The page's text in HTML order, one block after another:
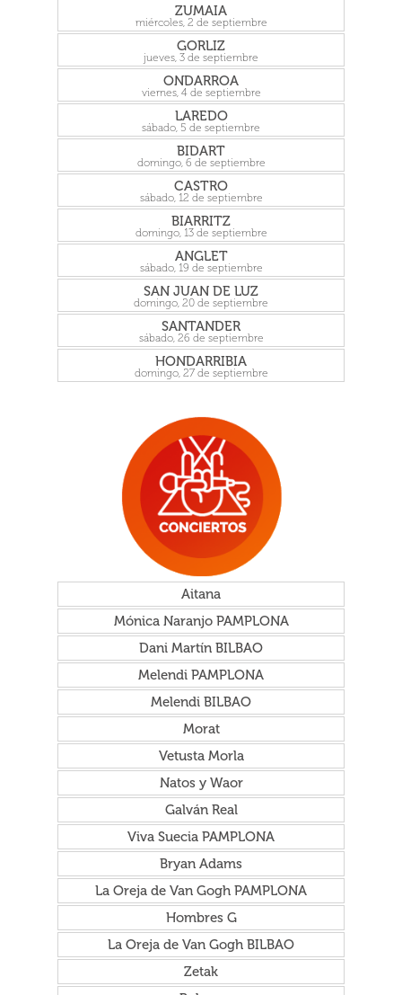
ZUMAIA
miércoles, 2 de septiembre
GORLIZ
jueves, 3 de septiembre
ONDARROA
viernes, 4 de septiembre
LAREDO
sábado, 5 de septiembre
BIDART
domingo, 6 de septiembre
CASTRO
sábado, 12 de septiembre
BIARRITZ
domingo, 13 de septiembre
ANGLET
sábado, 19 de septiembre
SAN JUAN DE LUZ
domingo, 20 de septiembre
SANTANDER
sábado, 26 de septiembre
HONDARRIBIA
domingo, 27 de septiembre
Aitana
Mónica Naranjo PAMPLONA
Dani Martín BILBAO
Melendi PAMPLONA
Melendi BILBAO
Morat
Vetusta Morla
Natos y Waor
Galván Real
Viva Suecia PAMPLONA
Bryan Adams
La Oreja de Van Gogh PAMPLONA
Hombres G
La Oreja de Van Gogh BILBAO
Zetak